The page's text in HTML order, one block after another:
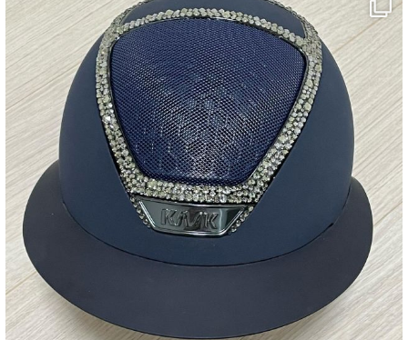
decojewelrymahalo
10月 20